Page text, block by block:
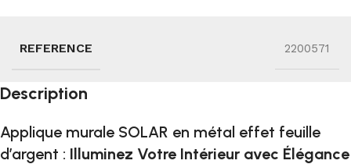
REFERENCE 2200571
Description
Applique murale SOLAR en métal effet feuille
d’argent : Illuminez Votre Intérieur avec Élégance